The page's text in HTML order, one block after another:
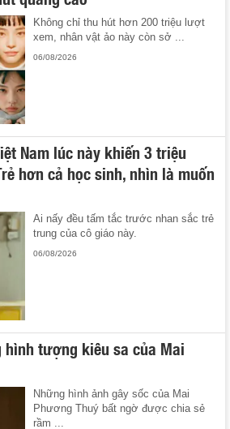
Không chỉ thu hút hơn 200 triệu lượt
xem, nhân vật ảo này còn sở ...
06/08/2026
Nam lúc này khiến 3 triệu
hơn cả học sinh, nhìn là muốn
Ai nấy đều tấm tắc trước nhan sắc trẻ
trung của cô giáo này.
06/08/2026
hình tượng kiêu sa của Mai
Những hình ảnh gây sốc của Mai
Phương Thuý bất ngờ được chia sẻ
rầm ...